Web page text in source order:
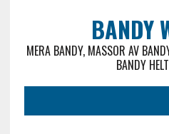
BANDY
MERA BANDY, MASSOR AV
BANDY